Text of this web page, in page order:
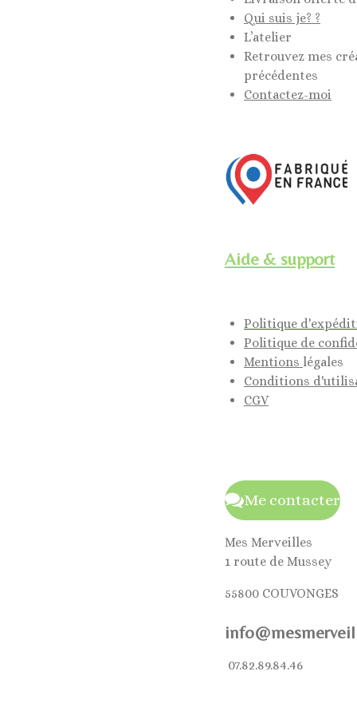
Qui suis je? ?
L’atelier
Retrouvez mes
précédentes
Contactez-moi
Aide & support
Politique
Politique de
Mentions légales
Conditions
CGV
Me contacter
Mes Merveilles
1 route de Mussey
55800 COUVONGES
07.82.89.84.46